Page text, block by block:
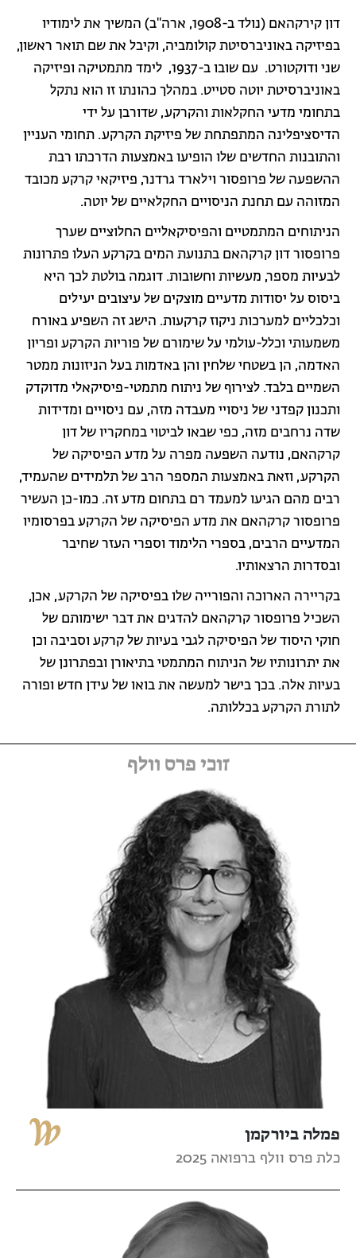
דון קירקהאם (נולד ב-1908, ארה"ב) המשיך את לימודיו
בפיזיקה באוניברסיטת קולומביה, וקיבל את שם תואר ראשון,
שני ודוקטורט. עם שובו ב-1937, לימד מתמטיקה ופיזיקה
באוניברסיטת יוטה סטייט. במהלך כהונתו זו הוא נתקל
בתחומי מדעי החקלאות והקרקע, שדורבן על ידי
הדיסציפלינה המתפתחת של פיזיקת הקרקע. תחומי העניין
והתובנות החדשים שלו הופיעו באמצעות הדרכתו רבת
ההשפעה של פרופסור וילארד גרדנר, פיזיקאי קרקע מכובד
המזוהה עם תחנת הניסויים החקלאיים של יוטה.
הניתוחים המתמטיים והפיסיקאליים החלוציים שערך
פרופסור דון קרקהאם בתנועת המים בקרקע העלו פתרונות
לבעיות מספר, מעשיות וחשובות. דוגמה בולטת לכך היא
ביסוס על יסודות מדעיים מוצקים של עיצובים יעילים
וכלכליים למערכות ניקוז קרקעות. הישג זה השפיע באורח
משמעותי וכלל-עולמי על שימורם של פוריות הקרקע ופריון
האדמה, הן בשטחי שלחין והן באדמות בעל הניזונות ממטר
השמיים בלבד. לצירוף של ניתוח מתמטי-פיסיקאלי מדוקדק
ותכנון קפדני של ניסויי מעבדה מזה, עם ניסויים ומדידות
שדה נרחבים מזה, כפי שבאו לביטוי במחקריו של דון
קרקהאם, נודעה השפעה מפרה על מדע הפיסיקה של
הקרקע, וזאת באמצעות המספר הרב של תלמידים שהעמיד,
רבים מהם הגיעו למעמד רם בתחום מדע זה. כמו-כן העשיר
פרופסור קרקהאם את מדע הפיסיקה של הקרקע בפרסומיו
המדעיים הרבים, בספרי הלימוד וספרי העזר שחיבר
ובסדרות הרצאותיו.
בקריירה הארוכה והפורייה שלו בפיסיקה של הקרקע, אכן,
השכיל פרופסור קרקהאם להדגים את דבר ישימותם של
חוקי היסוד של הפיסיקה לגבי בעיות של קרקע וסביבה וכן
את יתרונותיו של הניתוח המתמטי בתיאורן ובפתרונן של
בעיות אלה. בכך בישר למעשה את בואו של עידן חדש ופורה
לתורת הקרקע בכללותה.
זוכי פרס וולף
פמלה ביורקמן
כלת פרס וולף ברפואה 2025